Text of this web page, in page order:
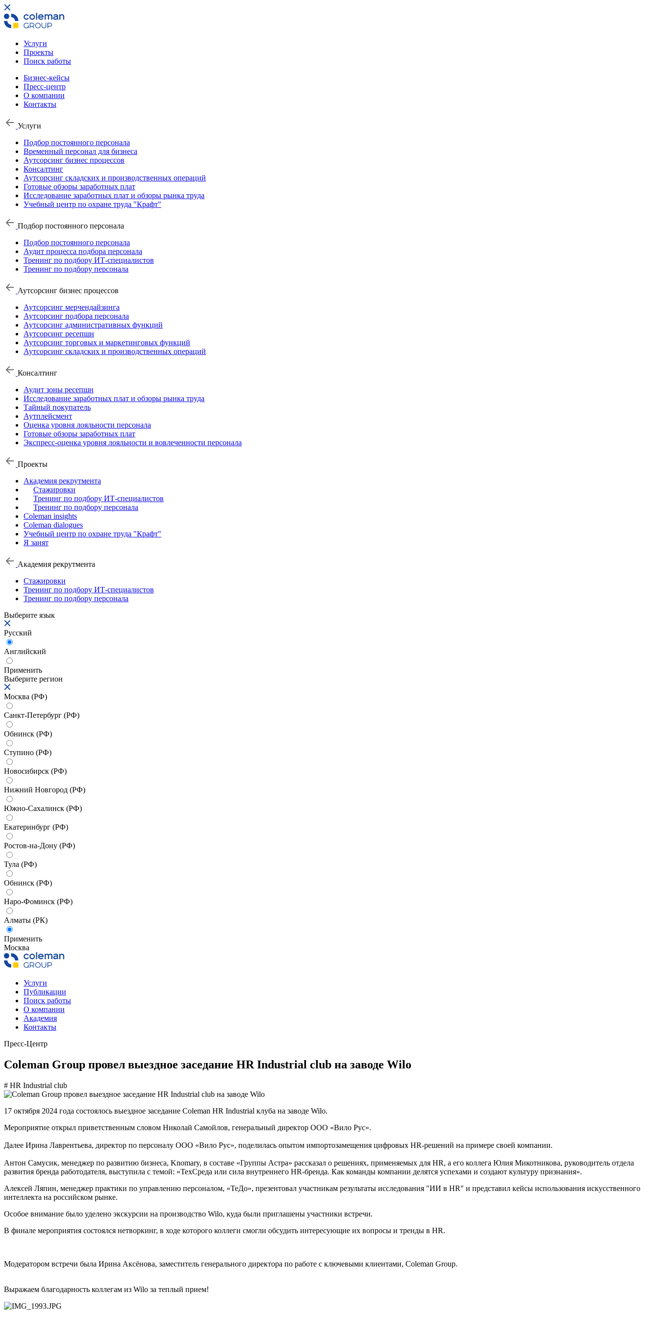
Услуги
Проекты
Поиск работы
Бизнес-кейсы
Пресс-центр
О компании
Контакты
Услуги
Подбор постоянного персонала
Временный персонал для бизнеса
Аутсорсинг бизнес процессов
Консалтинг
Аутсорсинг складских и производственных операций
Готовые обзоры заработных плат
Исследование заработных плат и обзоры рынка труда
Учебный центр по охране труда "Крафт"
Подбор постоянного персонала
Подбор постоянного персонала
Аудит процесса подбора персонала
Тренинг по подбору ИТ-специалистов
Тренинг по подбору персонала
Аутсорсинг бизнес процессов
Аутсорсинг мерчендайзинга
Аутсорсинг подбора персонала
Аутсорсинг административных функций
Аутсорсинг ресепшн
Аутсорсинг торговых и маркетинговых функций
Аутсорсинг складских и производственных операций
Консалтинг
Аудит зоны ресепшн
Исследование заработных плат и обзоры рынка труда
Тайный покупатель
Аутплейсмент
Оценка уровня лояльности персонала
Готовые обзоры заработных плат
Экспресс-оценка уровня лояльности и вовлеченности персонала
Проекты
Академия рекрутмента
Стажировки
Тренинг по подбору ИТ-специалистов
Тренинг по подбору персонала
Coleman insights
Coleman dialogues
Учебный центр по охране труда "Крафт"
Я занят
Академия рекрутмента
Стажировки
Тренинг по подбору ИТ-специалистов
Тренинг по подбору персонала
Выберите язык
Русский
Английский
Применить
Выберите регион
Москва (РФ)
Санкт-Петербург (РФ)
Обнинск (РФ)
Ступино (РФ)
Новосибирск (РФ)
Нижний Новгород (РФ)
Южно-Сахалинск (РФ)
Екатеринбург (РФ)
Ростов-на-Дону (РФ)
Тула (РФ)
Обнинск (РФ)
Наро-Фоминск (РФ)
Алматы (РК)
Применить
Москва
Услуги
Публикации
Поиск работы
О компании
Академия
Контакты
Пресс-Центр
Coleman Group провел выездное заседание HR Industrial club на заводе Wilo
# HR Industrial club
17 октября 2024 года состоялось выездное заседание Coleman HR Industrial клуба на заводе Wilo.
Мероприятие открыл приветственным словом Николай Самойлов, генеральный директор ООО «Вило Рус».
Далее Ирина Лаврентьева, директор по персоналу ООО «Вило Рус», поделилась опытом импортозамещения цифровых HR-решений на примере своей компании.
Антон Самусик, менеджер по развитию бизнеса, Knomary, в составе «Группы Астра» рассказал о решениях, применяемых для HR, а его коллега Юлия Микотникова, руководитель отдела
развития бренда работодателя, выступила с темой: «ТехСреда или сила внутреннего HR-бренда. Как команды компании делятся успехами и создают культуру признания».
Алексей Ляпин, менеджер практики по управлению персоналом, «ТеДо», презентовал участникам результаты исследования "ИИ в HR" и представил кейсы использования искусственного
интеллекта на российском рынке.
Особое внимание было уделено экскурсии на производство Wilo, куда были приглашены участники встречи.
В финале мероприятия состоялся нетворкинг, в ходе которого коллеги смогли обсудить интересующие их вопросы и тренды в HR.
Модератором встречи была Ирина Аксёнова, заместитель генерального директора по работе с ключевыми клиентами, Coleman Group.
Выражаем благодарность коллегам из Wilo за теплый прием!